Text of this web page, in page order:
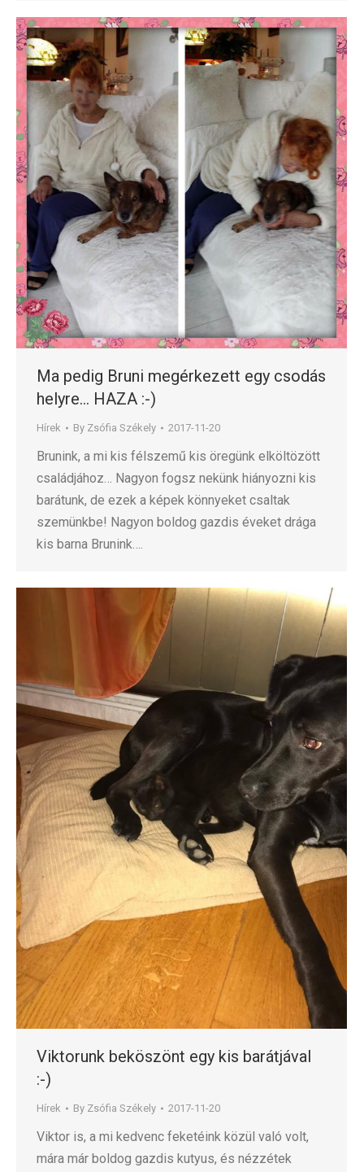
Ma pedig Bruni megérkezett egy csodás
helyre… HAZA :-)
Hírek By Zsófia Székely 2017-11-20
Brunink, a mi kis félszemű kis öregünk elköltözött
családjához… Nagyon fogsz nekünk hiányozni kis
barátunk, de ezek a képek könnyeket csaltak
szemünkbe! Nagyon boldog gazdis éveket drága
kis barna Brunink….
Viktorunk beköszönt egy kis barátjával
:-)
Hírek By Zsófia Székely 2017-11-20
Viktor is, a mi kedvenc feketéink közül való volt,
mára már boldog gazdis kutyus, és nézzétek